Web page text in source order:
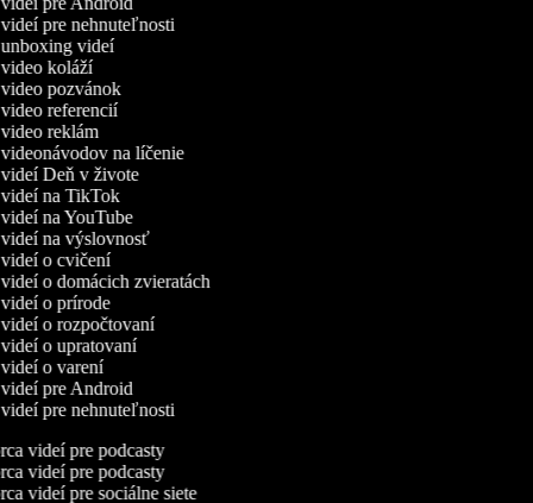
videí pre nehnuteľnosti
unboxing videí
video koláží
video pozvánok
video referencií
video reklám
videonávodov na líčenie
videí Deň v živote
videí na TikTok
videí na YouTube
videí na výslovnosť
videí o cvičení
videí o domácich zvieratách
videí o prírode
videí o rozpočtovaní
videí o upratovaní
videí o varení
videí pre Android
videí pre nehnuteľnosti
videí pre podcasty
videí pre podcasty
videí pre sociálne siete